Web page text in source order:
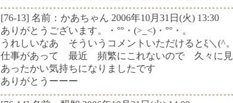
[76-13] 名前：かあちゃん 2006年10月31日(火) 13:30
ありがとうございます。・°°・(>_<)・°°・。
うれしいなあ そういうコメントいただけるとξ＼(^
仕事があって 最近 頻繁にこれないので 久々に見
あったかい気持ちになりましたです
ありがとうーーー